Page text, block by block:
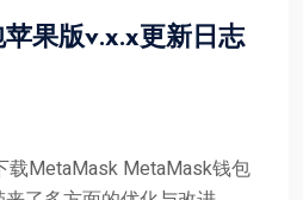
果版v.x.x更新日志
载MetaMask MetaMask钱包